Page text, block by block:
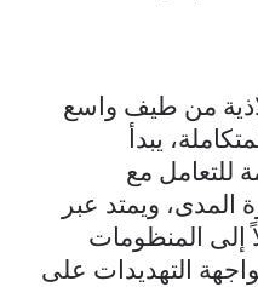
من طيف واسع
يبدأ
للتعامل مع
المدى، ويمتد عبر
إلى المنظومات
التهديدات على